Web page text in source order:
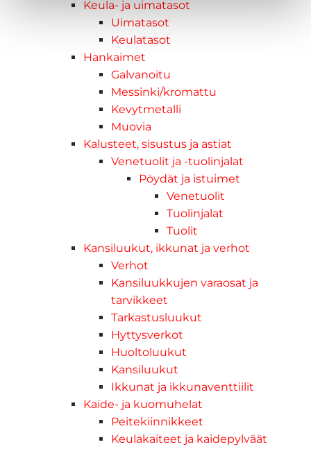
Keula- ja uimatasot
Uimatasot
Keulatasot
Hankaimet
Galvanoitu
Messinki/kromattu
Kevytmetalli
Muovia
Kalusteet, sisustus ja astiat
Venetuolit ja -tuolinjalat
Pöydät ja istuimet
Venetuolit
Tuolinjalat
Tuolit
Kansiluukut, ikkunat ja verhot
Verhot
Kansiluukkujen varaosat ja
tarvikkeet
Tarkastusluukut
Hyttysverkot
Huoltoluukut
Kansiluukut
Ikkunat ja ikkunaventtiilit
Kaide- ja kuomuhelat
Peitekiinnikkeet
Keulakaiteet ja kaidepylväät